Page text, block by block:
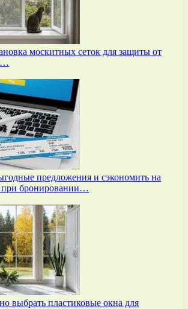
москитных сеток для защиты от
предложения и сэкономить на
при бронировании…
выбрать пластиковые окна для